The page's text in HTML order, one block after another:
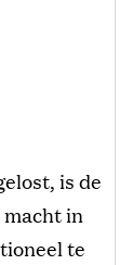
is de
in
te